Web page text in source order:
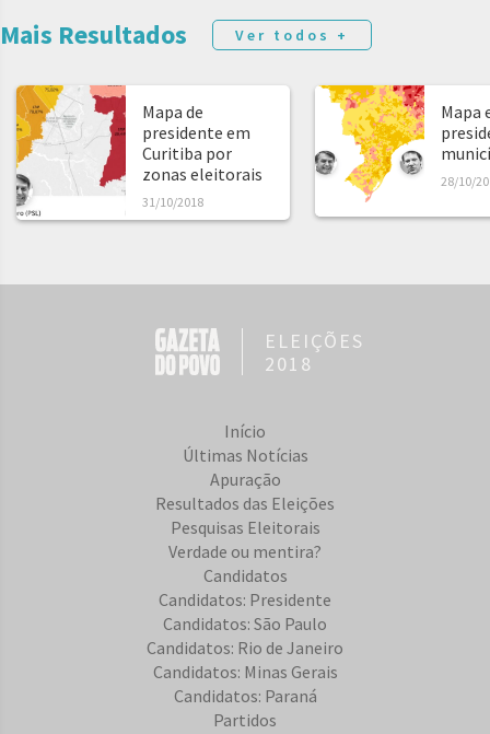
Mais Resultados Ver todos +
Mapa de
presidente em
Curitiba por
zonas eleitorais
31/10/2018
Mapa
28/10/
ELEIÇÕES
2018
Início
Últimas Notícias
Apuração
Resultados das Eleições
Pesquisas Eleitorais
Verdade ou mentira?
Candidatos
Candidatos: Presidente
Candidatos: São Paulo
Candidatos: Rio de Janeiro
Candidatos: Minas Gerais
Candidatos: Paraná
Partidos